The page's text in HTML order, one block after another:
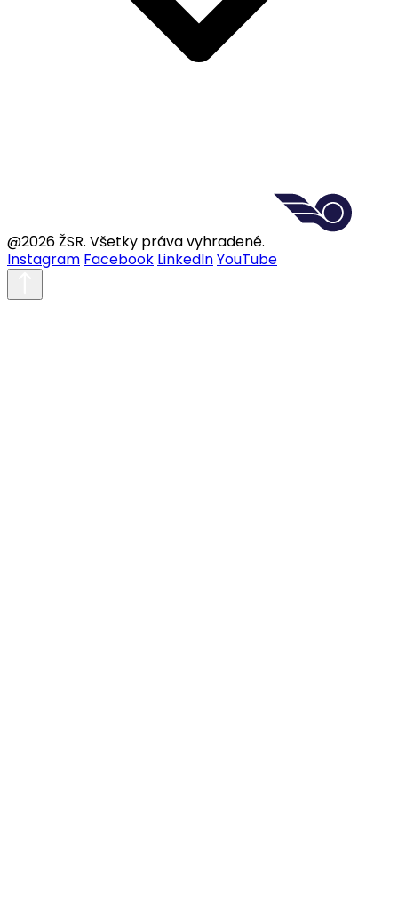
@2026 ŽSR. Všetky práva vyhradené.
Instagram Facebook LinkedInYouTube